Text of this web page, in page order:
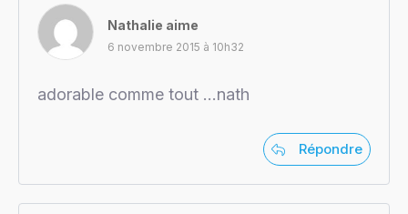
Nathalie aime
6 novembre 2015 à 10h32
adorable comme tout …nath
Répondre